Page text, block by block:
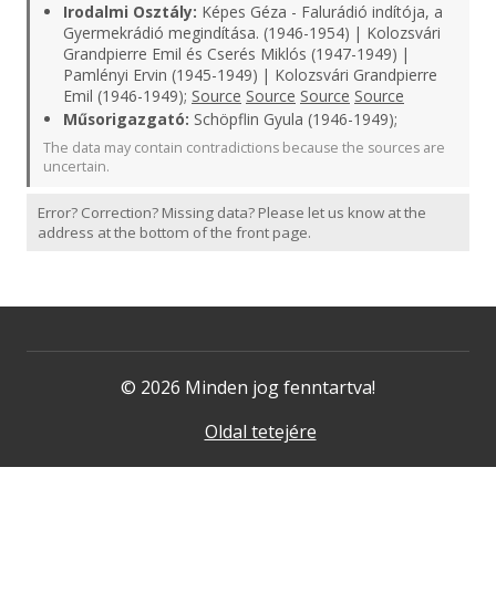
Irodalmi Osztály: Képes Géza - Falurádió indítója, a
Gyermekrádió megindítása. (1946-1954) | Kolozsvári
Grandpierre Emil és Cserés Miklós (1947-1949) |
Pamlényi Ervin (1945-1949) | Kolozsvári Grandpierre
Emil (1946-1949); Source Source Source Source
Műsorigazgató: Schöpflin Gyula (1946-1949);
The data may contain contradictions because the sources are
uncertain.
Error? Correction? Missing data? Please let us know at the
address at the bottom of the front page.
© 2026 Minden jog fenntartva!
Oldal tetejére